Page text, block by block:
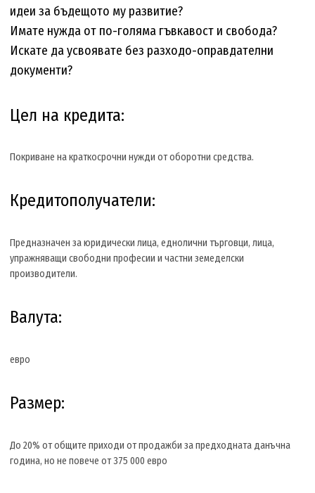
идеи за бъдещото му развитие?
Имате нужда от по-голяма гъвкавост и свобода?
Искате да усвоявате без разходо-оправдателни
документи?
Цел на кредита:
Покриване на краткосрочни нужди от оборотни средства.
Кредитополучатели:
Предназначен за юридически лица, еднолични търговци, лица,
упражняващи свободни професии и частни земеделски
производители.
Валута:
евро
Размер:
До 20% от общите приходи от продажби за предходната данъчна
година, но не повече от 375 000 евро